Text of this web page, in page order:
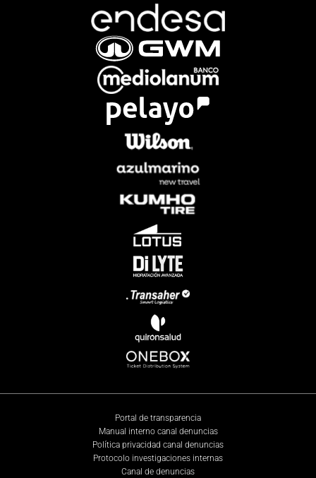
Portal de transparencia
Manual interno canal denuncias
Política privacidad canal denuncias
Protocolo investigaciones internas
Canal de denuncias